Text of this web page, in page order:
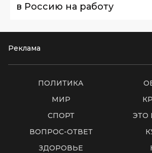
в Россию на работу
Реклама
ПОЛИТИКА
МИР
СПОРТ
ЭТО
ВОПРОС-ОТВЕТ
ЗДОРОВЬЕ